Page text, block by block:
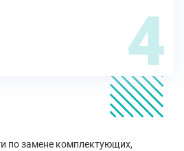
4
по замене комплектующих,